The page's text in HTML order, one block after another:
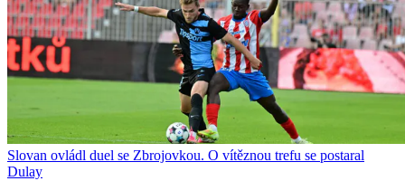
Slovan ovládl duel se Zbrojovkou. O vítěznou trefu se postaral
Dulay